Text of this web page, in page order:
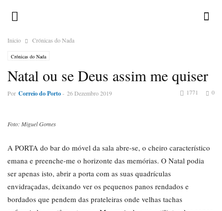
Inicio Crónicas do Nada
Crónicas do Nada
Natal ou se Deus assim me quiser
Por Correio do Porto- 26 Dezembro 2019 0
1771
Foto: Miguel Gomes
A PORTA do bar do móvel da sala abre-se, o cheiro característico
emana e preenche-me o horizonte das memórias. O Natal podia
ser apenas isto, abrir a porta com as suas quadrículas
envidraçadas, deixando ver os pequenos panos rendados e
bordados que pendem das prateleiras onde velhas tachas